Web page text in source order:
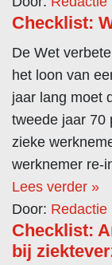
Checklist:
De Wet
het loon van
jaar lang moet
tweede jaar 70
zieke
werknemer re-
Lees verder »
Door: Redactie
Checklist:
bij